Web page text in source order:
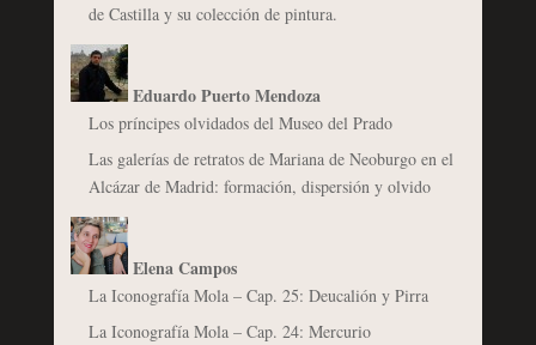
de Castilla y su colección de pintura.
Eduardo Puerto Mendoza
Los príncipes olvidados del Museo del Prado
Las galerías de retratos de Mariana de Neoburgo en el
Alcázar de Madrid: formación, dispersión y olvido
Elena Campos
La Iconografía Mola – Cap. 25: Deucalión y Pirra
La Iconografía Mola – Cap. 24: Mercurio